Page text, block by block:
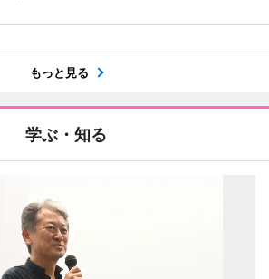
もっと見る
学ぶ・知る